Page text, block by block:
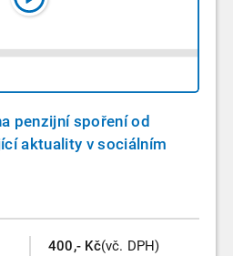
penzijní spoření od
aktuality v sociálním
400,- Kč(vč. DPH)